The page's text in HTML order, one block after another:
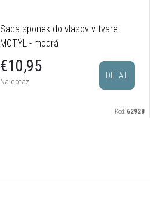
Sada sponek do vlasov v tvare
MOTÝL - modrá
€10,95
Na dotaz
DETAIL
Kód: 62928